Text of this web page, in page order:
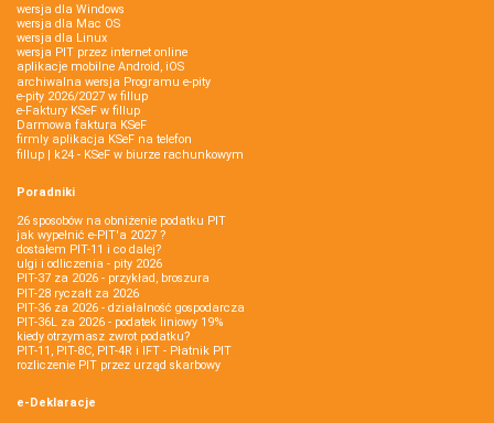
wersja dla Windows
wersja dla Mac OS
wersja dla Linux
wersja PIT przez internet online
aplikacje mobilne Android, iOS
archiwalna wersja Programu e-pity
e-pity 2026/2027 w fillup
e‑Faktury KSeF w fillup
Darmowa faktura KSeF
firmly aplikacja KSeF na telefon
fillup | k24 - KSeF w biurze rachunkowym
Poradniki
26 sposobów na obniżenie podatku PIT
jak wypełnić e-PIT'a 2027 ?
dostałem PIT-11 i co dalej?
ulgi i odliczenia - pity 2026
PIT-37 za 2026 - przykład, broszura
PIT-28 ryczałt za 2026
PIT-36 za 2026 - działalność gospodarcza
PIT-36L za 2026 - podatek liniowy 19%
kiedy otrzymasz zwrot podatku?
PIT-11, PIT-8C, PIT-4R i IFT - Płatnik PIT
rozliczenie PIT przez urząd skarbowy
e-Deklaracje